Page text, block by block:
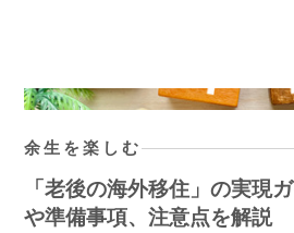
余生を楽しむ
「老後の海外移住」の実現
や準備事項、注意点を解説